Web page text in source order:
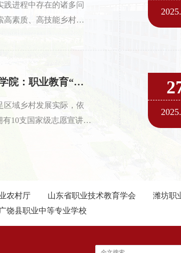
进程中存在的诸多问
高素质、高技能乡村人
生产性实训基地，下沉
过程与生产过程对接，
区的乡村振兴。
【优秀案例】 聊城职业技术学院：职业教育“双向赋能” 乡村振兴“五色融合”
区域乡村发展实际，依
10支国家级志愿宣讲
农村厅 山东省职业技术教育学会 潍坊职
广饶县职业中等专业学校